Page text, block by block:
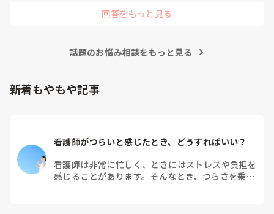
己研鑽ではなく仕事だと思っています。
のは労働ですし、家庭や育児との両立を考えれば、何でも「頑
張ります」と引き受けられるわけではありません。
無茶な要求まで背負い込む必要はありません。できる範囲で誠
実に取り組めば、それで十分です。
育児仲間です。出来る範囲で頑張りましょう
回答をもっと見る
話題のお悩み相談をもっと見る
新着もやもや記事
看護師がつらいと感じたとき、どうすればいい？
看護師は非常に忙しく、ときにはストレスや負担を
感じることがあります。そんなとき、つらさを乗り